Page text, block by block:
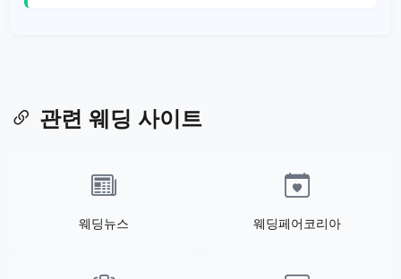
관련 웨딩 사이트
웨딩뉴스 웨딩페어코리아